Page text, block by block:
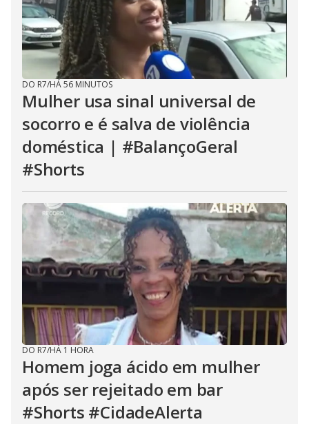
DO R7/HÁ 56 MINUTOS
Mulher usa sinal universal de
socorro e é salva de violência
doméstica | #BalançoGeral
#Shorts
DO R7/HÁ 1 HORA
Homem joga ácido em mulher
após ser rejeitado em bar
#Shorts #CidadeAlerta